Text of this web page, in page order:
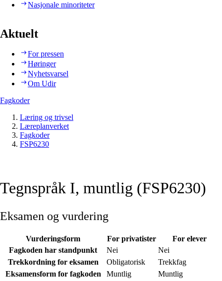
Nasjonale minoriteter
Aktuelt
For pressen
Høringer
Nyhetsvarsel
Om Udir
Fagkoder
Læring og trivsel
Læreplanverket
Fagkoder
FSP6230
Tegnspråk I, muntlig (FSP6230)
Eksamen og vurdering
Vurderingsform For privatister
For elever
Fagkoden har standpunkt
Nei
Nei
Trekkordning for eksamen
Obligatorisk
Trekkfag
Eksamensform for fagkoden
Muntlig
Muntlig